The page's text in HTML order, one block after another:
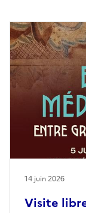
Visite
14 juin 2026